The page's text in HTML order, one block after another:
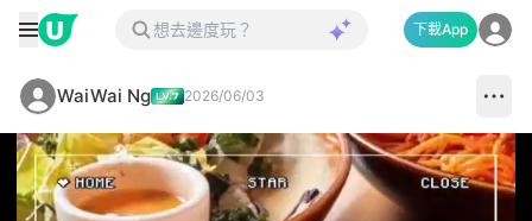
下載App
WaiWai Ng 2026/06/03